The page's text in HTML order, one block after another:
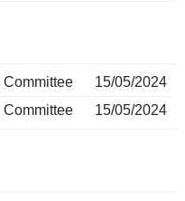
15/05/2024
Committee
15/05/2024